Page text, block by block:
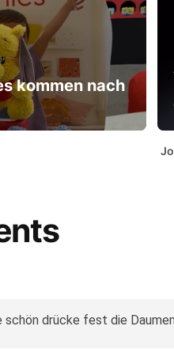
kommen nach
drücke fest die